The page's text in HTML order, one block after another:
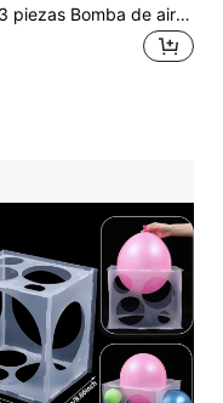
1 pieza/3 piezas Bomba de aire para globos, soplador de aire portátil de mano, bomba infladora manual de globos, adecuada para fiesta de cumpleaños, festival, boda, globos (color aleatorio) bomba de aire de color de empuje manual, decoraciones de fiesta